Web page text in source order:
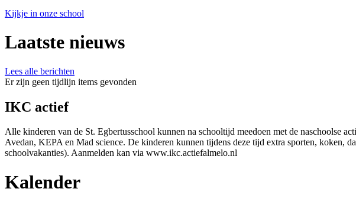
Kijkje in onze school
Laatste nieuws
Lees alle berichten
Er zijn geen tijdlijn items gevonden
IKC actief
Alle kinderen van de St. Egbertusschool kunnen na schooltijd meedoen met de naschoolse
Avedan, KEPA en Mad science. De kinderen kunnen tijdens deze tijd extra sporten, koken,
schoolvakanties). Aanmelden kan via www.ikc.actiefalmelo.nl
Kalender